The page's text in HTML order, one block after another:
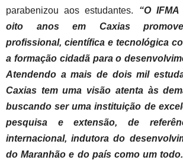
parabenizou aos estudantes. “O
oito anos em Caxias
profissional, científica e tecnológica
a formação cidadã para o
Atendendo a mais de dois mil
Caxias tem uma visão atenta às
buscando ser uma instituição de
pesquisa e extensão, de
internacional, indutora do
do Maranhão e do país como um